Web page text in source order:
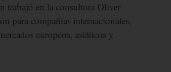
trabajó en la consultora Oliver
para compañías internacionales,
europeos, asiáticos y